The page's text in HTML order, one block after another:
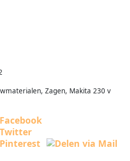
Zagen, Makita 230 v